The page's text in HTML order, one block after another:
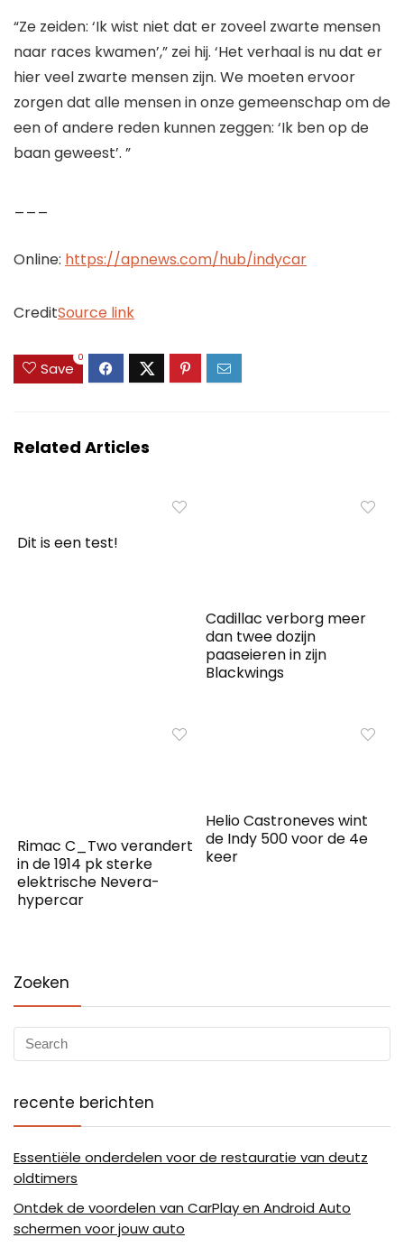
“Ze zeiden: ‘Ik wist niet dat er zoveel zwarte mensen
naar races kwamen’,” zei hij. ‘Het verhaal is nu dat er
hier veel zwarte mensen zijn. We moeten ervoor
zorgen dat alle mensen in onze gemeenschap om de
een of andere reden kunnen zeggen: ‘Ik ben op de
baan geweest’. ”
Online: https://apnews.com/hub/indycar
CreditSource link
Save
0
Related Articles
Dit is een test!
Cadillac verborg meer
dan twee dozijn
paaseieren in zijn
Blackwings
Rimac C_Two verandert
in de 1914 pk sterke
elektrische Nevera-
hypercar
Helio Castroneves wint
de Indy 500 voor de 4e
keer
Zoeken
recente berichten
Essentiële onderdelen voor de restauratie van deutz
oldtimers
Ontdek de voordelen van CarPlay en Android Auto
schermen voor jouw auto